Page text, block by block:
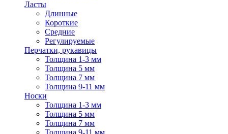
Ласты
Длинные
Короткие
Средние
Регулируемые
Перчатки, рукавицы
Толщина 1-3 мм
Толщина 5 мм
Толщина 7 мм
Толщина 9-11 мм
Носки
Толщина 1-3 мм
Толщина 5 мм
Толщина 7 мм
Толщина 9-11 мм